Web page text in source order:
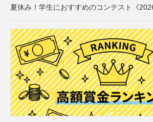
夏休み！学生におすすめのコンテスト《